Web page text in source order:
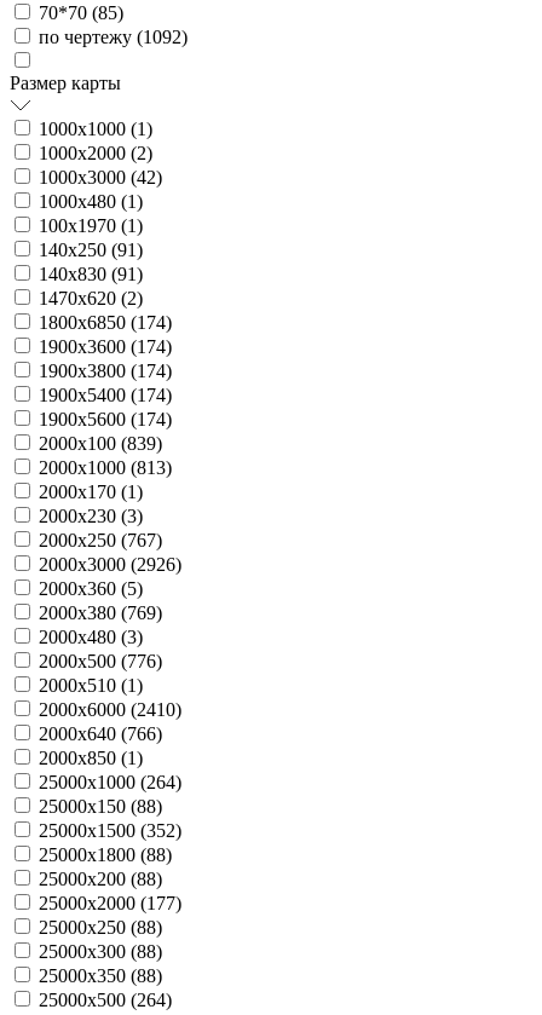
70*70 (85)
по чертежу (1092)
Размер карты
1000х1000 (1)
1000х2000 (2)
1000х3000 (42)
1000х480 (1)
100х1970 (1)
140х250 (91)
140х830 (91)
1470х620 (2)
1800х6850 (174)
1900х3600 (174)
1900х3800 (174)
1900х5400 (174)
1900х5600 (174)
2000х100 (839)
2000х1000 (813)
2000х170 (1)
2000х230 (3)
2000х250 (767)
2000х3000 (2926)
2000х360 (5)
2000х380 (769)
2000х480 (3)
2000х500 (776)
2000х510 (1)
2000х6000 (2410)
2000х640 (766)
2000х850 (1)
25000х1000 (264)
25000х150 (88)
25000х1500 (352)
25000х1800 (88)
25000х200 (88)
25000х2000 (177)
25000х250 (88)
25000х300 (88)
25000х350 (88)
25000х500 (264)